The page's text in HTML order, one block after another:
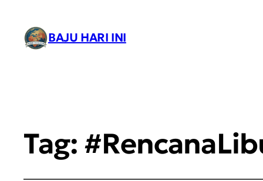
BAJU HARI INI
Tag: